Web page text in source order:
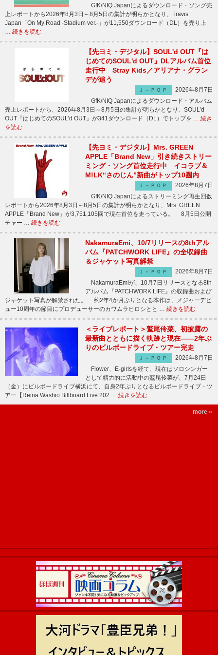
GfK/NIQ Japanによるダウンロード・ソング売
上レポートから2026年8月3日～8月5日の集計が明らかとなり、Travis
Japan「On My Road -Stadium ver.-」が11,550ダウンロード（DL）を売り上
… 続きを読む
【先ヨミ・デジタル】SOUL'd OUT『は
じめてのSOUL'd OUT』DLアルバム首位
走行中 Stray Kids／アリアナ・グラン
デが追う
Ｊ－ＰＯＰ
2026年8月7日
GfK/NIQ Japanによるダウンロード・アルバム
売上レポートから、2026年8月3日～8月5日の集計が明らかとなり、SOUL’d
OUT『はじめてのSOUL’d OUT』が341ダウンロード（DL）でトップを … 続き
を読む
【先ヨミ・デジタル】Mrs. GREEN
APPLE「Brand New」引き続きストリー
ミング・ソング首位走行中 イコラブ＆
M!LK“さのじん”新曲がトップ10圏内
Ｊ－ＰＯＰ
2026年8月7日
GfK/NIQ Japanによるストリーミング再生回数
レポートから2026年8月3日～8月5日の集計が明らかとなり、Mrs. GREEN
APPLE「Brand New」が3,751,105回で現在首位を走っている。 8月5日公開
チャー … 続きを読む
NakamuraEmi、10/7リリースの8thアル
バム『PATCHWORK LIFE』の全収録曲
＆ジャケット写真解禁
Ｊ－ＰＯＰ
2026年8月7日
NakamuraEmiが、10月7日リリースとなる8th
アルバム『PATCHWORK LIFE』の収録曲および
ジャケット写真が解禁された。 約2年4か月ぶりとなる本作は、メジャーデビ
ュー10周年の節目にプロデューサーのカワムラヒロシとと … 続きを読む
＜ライブレポート＞鷲尾伶菜、初披露の
最新曲とともに描く軌跡と現在――2年ぶ
りのビルボードライブ・ツアー完走
Ｊ－ＰＯＰ
2026年8月7日
Flower、E-girlsを経て、現在はソロシンガー
として精力的に活動中の鷲尾伶菜が、7月24日
（金）にビルボードライブ横浜にて、自身2年ぶりとなるビルボードライブ・ツ
アー【Reina Washio Billboard Live 202 … 続きを読む
more »